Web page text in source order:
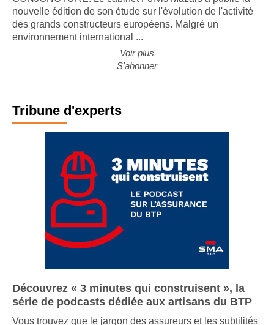
CONJONCTURE. Le cabinet Forvis Mazars a publié la
nouvelle édition de son étude sur l'évolution de l'activité
des grands constructeurs européens. Malgré un
Voir plus
Tribune d'experts
Découvrez « 3 minutes qui construisent », la
série de podcasts dédiée aux artisans du BTP